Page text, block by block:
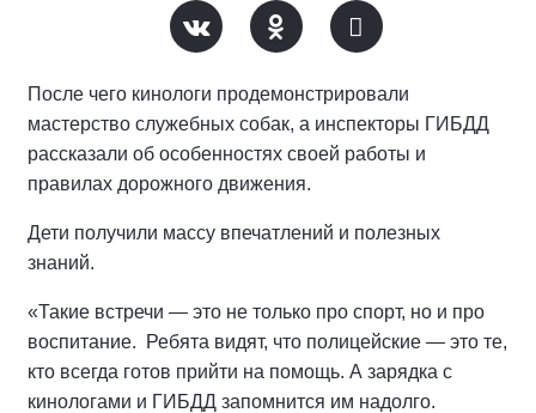
После чего кинологи продемонстрировали
мастерство служебных собак, а инспекторы ГИБДД
рассказали об особенностях своей работы и
правилах дорожного движения.
Дети получили массу впечатлений и полезных
знаний.
«Такие встречи — это не только про спорт, но и про
воспитание. Ребята видят, что полицейские — это те,
кто всегда готов прийти на помощь. А зарядка с
кинологами и ГИБДД запомнится им надолго.